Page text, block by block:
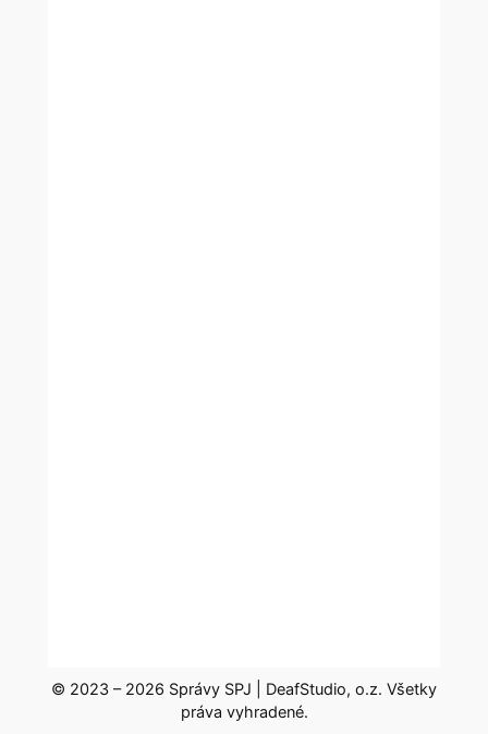
© 2023 – 2026 Správy SPJ | DeafStudio, o.z. Všetky
práva vyhradené.